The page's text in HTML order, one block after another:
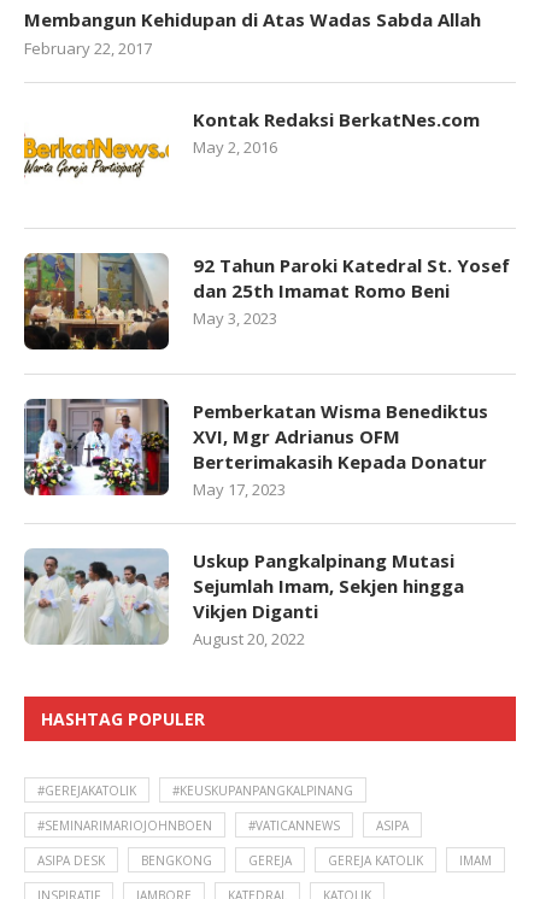
Membangun Kehidupan di Atas Wadas Sabda Allah
February 22, 2017
Kontak Redaksi BerkatNes.com
May 2, 2016
92 Tahun Paroki Katedral St. Yosef
dan 25th Imamat Romo Beni
May 3, 2023
Pemberkatan Wisma Benediktus
XVI, Mgr Adrianus OFM
Berterimakasih Kepada Donatur
May 17, 2023
Uskup Pangkalpinang Mutasi
Sejumlah Imam, Sekjen hingga
Vikjen Diganti
August 20, 2022
HASHTAG POPULER
#GEREJAKATOLIK #KEUSKUPANPANGKALPINANG
#SEMINARIMARIOJOHNBOEN #VATICANNEWS ASIPA
ASIPA DESK BENGKONG GEREJA GEREJA KATOLIK IMAM